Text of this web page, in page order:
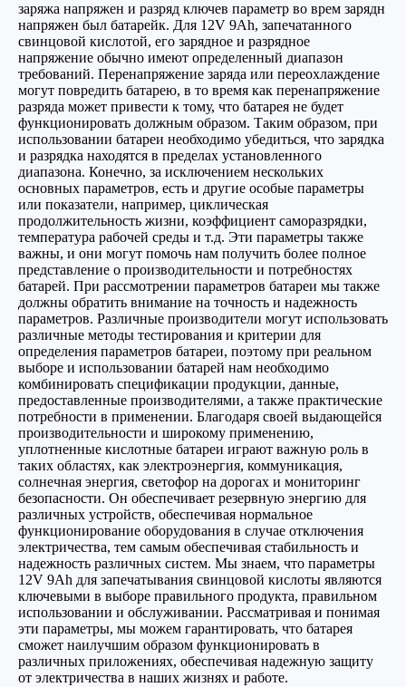
заряжа напряжен и разряд ключев параметр во врем зарядн
напряжен был батарейк. Для 12V 9Ah, запечатанного
свинцовой кислотой, его зарядное и разрядное
напряжение обычно имеют определенный диапазон
требований. Перенапряжение заряда или переохлаждение
могут повредить батарею, в то время как перенапряжение
разряда может привести к тому, что батарея не будет
функционировать должным образом. Таким образом, при
использовании батареи необходимо убедиться, что зарядка
и разрядка находятся в пределах установленного
диапазона. Конечно, за исключением нескольких
основных параметров, есть и другие особые параметры
или показатели, например, циклическая
продолжительность жизни, коэффициент саморазрядки,
температура рабочей среды и т.д. Эти параметры также
важны, и они могут помочь нам получить более полное
представление о производительности и потребностях
батарей. При рассмотрении параметров батареи мы также
должны обратить внимание на точность и надежность
параметров. Различные производители могут использовать
различные методы тестирования и критерии для
определения параметров батареи, поэтому при реальном
выборе и использовании батарей нам необходимо
комбинировать спецификации продукции, данные,
предоставленные производителями, а также практические
потребности в применении. Благодаря своей выдающейся
производительности и широкому применению,
уплотненные кислотные батареи играют важную роль в
таких областях, как электроэнергия, коммуникация,
солнечная энергия, светофор на дорогах и мониторинг
безопасности. Он обеспечивает резервную энергию для
различных устройств, обеспечивая нормальное
функционирование оборудования в случае отключения
электричества, тем самым обеспечивая стабильность и
надежность различных систем. Мы знаем, что параметры
12V 9Ah для запечатывания свинцовой кислоты являются
ключевыми в выборе правильного продукта, правильном
использовании и обслуживании. Рассматривая и понимая
эти параметры, мы можем гарантировать, что батарея
сможет наилучшим образом функционировать в
различных приложениях, обеспечивая надежную защиту
от электричества в наших жизнях и работе.